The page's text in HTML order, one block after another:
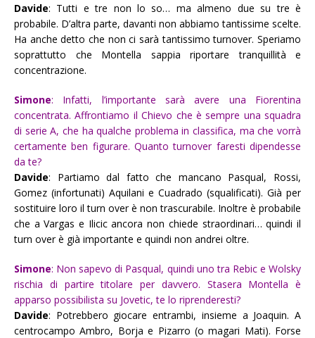
Davide: Tutti e tre non lo so… ma almeno due su tre è
probabile. D’altra parte, davanti non abbiamo tantissime scelte.
Ha anche detto che non ci sarà tantissimo turnover. Speriamo
soprattutto che Montella sappia riportare tranquillità e
concentrazione.
Simone: Infatti, l’importante sarà avere una Fiorentina
concentrata. Affrontiamo il Chievo che è sempre una squadra
di serie A, che ha qualche problema in classifica, ma che vorrà
certamente ben figurare. Quanto turnover faresti dipendesse
da te?
Davide: Partiamo dal fatto che mancano Pasqual, Rossi,
Gomez (infortunati) Aquilani e Cuadrado (squalificati). Già per
sostituire loro il turn over è non trascurabile. Inoltre è probabile
che a Vargas e Ilicic ancora non chiede straordinari… quindi il
turn over è già importante e quindi non andrei oltre.
Simone: Non sapevo di Pasqual, quindi uno tra Rebic e Wolsky
rischia di partire titolare per davvero. Stasera Montella è
apparso possibilista su Jovetic, te lo riprenderesti?
Davide: Potrebbero giocare entrambi, insieme a Joaquin. A
centrocampo Ambro, Borja e Pizarro (o magari Mati). Forse